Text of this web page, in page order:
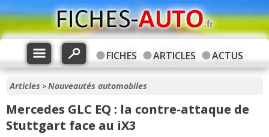
FICHES ARTICLES ACTUS
Articles >Nouveautés automobiles
Mercedes GLC EQ : la contre-attaque de
Stuttgart face au iX3